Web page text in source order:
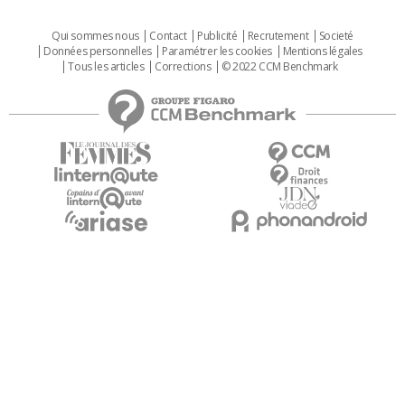
Qui sommes nous Contact Publicité Recrutement
Societé
Données personnelles
Paramétrer les cookies
Mentions légales
Tous les articles
Corrections © 2022 CCM Benchmark